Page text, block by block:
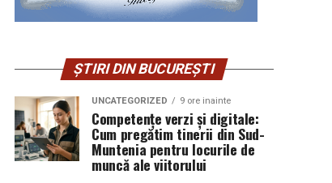
ȘTIRI DIN BUCUREȘTI
UNCATEGORIZED 9 ore inainte
Competențe verzi și digitale:
Cum pregătim tinerii din Sud-
Muntenia pentru locurile de
muncă ale viitorului